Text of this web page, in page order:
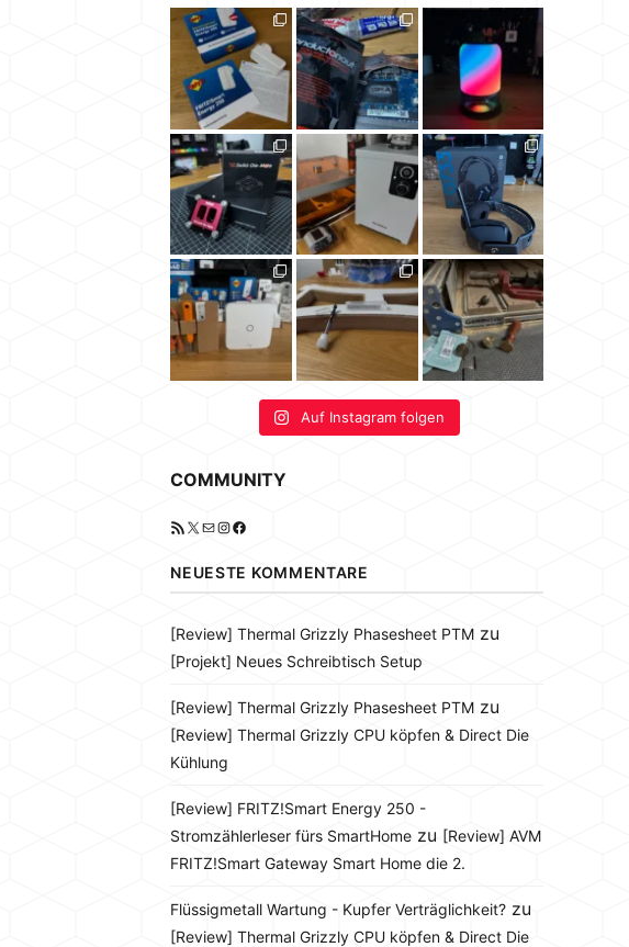
Auf Instagram folgen
COMMUNITY
RSS-Feed
X E-MailInstagram
Facebook
NEUESTE KOMMENTARE
[Review] Thermal Grizzly Phasesheet PTM zu
[Projekt] Neues Schreibtisch Setup
[Review] Thermal Grizzly Phasesheet PTM zu
[Review] Thermal Grizzly CPU köpfen & Direct Die
Kühlung
[Review] FRITZ!Smart Energy 250 -
Stromzählerleser fürs SmartHome zu [Review] AVM
FRITZ!Smart Gateway Smart Home die 2.
Flüssigmetall Wartung - Kupfer Verträglichkeit? zu
[Review] Thermal Grizzly CPU köpfen & Direct Die